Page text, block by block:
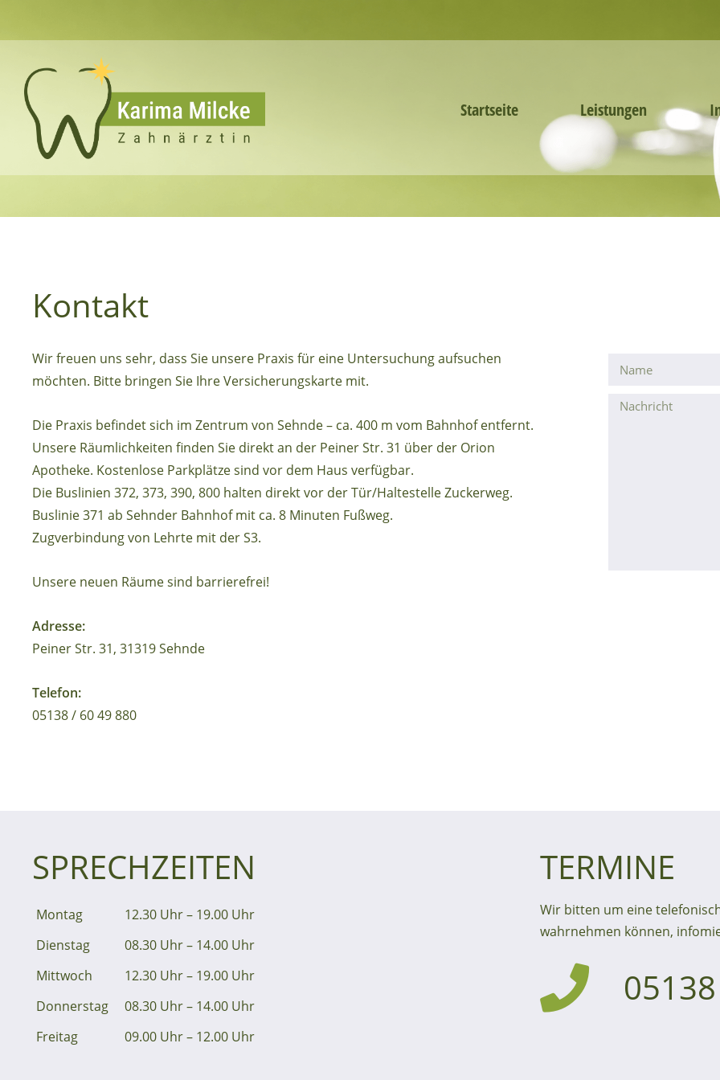
Startseite Leistungen
Kontakt
Wir freuen uns sehr, dass Sie unsere Praxis für eine Untersuchung aufsuchen
möchten. Bitte bringen Sie Ihre Versicherungskarte mit.
Die Praxis befindet sich im Zentrum von Sehnde – ca. 400 m vom Bahnhof entfernt.
Unsere Räumlichkeiten finden Sie direkt an der Peiner Str. 31 über der Orion
Apotheke. Kostenlose Parkplätze sind vor dem Haus verfügbar.
Die Buslinien 372, 373, 390, 800 halten direkt vor der Tür/Haltestelle Zuckerweg.
Buslinie 371 ab Sehnder Bahnhof mit ca. 8 Minuten Fußweg.
Zugverbindung von Lehrte mit der S3.
Unsere neuen Räume sind barrierefrei!
Adresse:
Peiner Str. 31, 31319 Sehnde
Telefon:
05138 / 60 49 880
SPRECHZEITEN
Montag
12.30 Uhr – 19.00 Uhr
Dienstag
08.30 Uhr – 14.00 Uhr
Mittwoch
12.30 Uhr – 19.00 Uhr
Donnerstag
08.30 Uhr – 14.00 Uhr
Freitag
09.00 Uhr – 12.00 Uhr
TERMINE
Wir bitten um eine
wahrnehmen können,